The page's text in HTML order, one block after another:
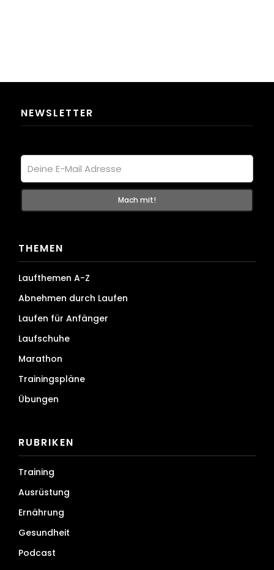
NEWSLETTER
THEMEN
Laufthemen A-Z
Abnehmen durch Laufen
Laufen für Anfänger
Laufschuhe
Marathon
Trainingspläne
Übungen
RUBRIKEN
Training
Ausrüstung
Ernährung
Gesundheit
Podcast